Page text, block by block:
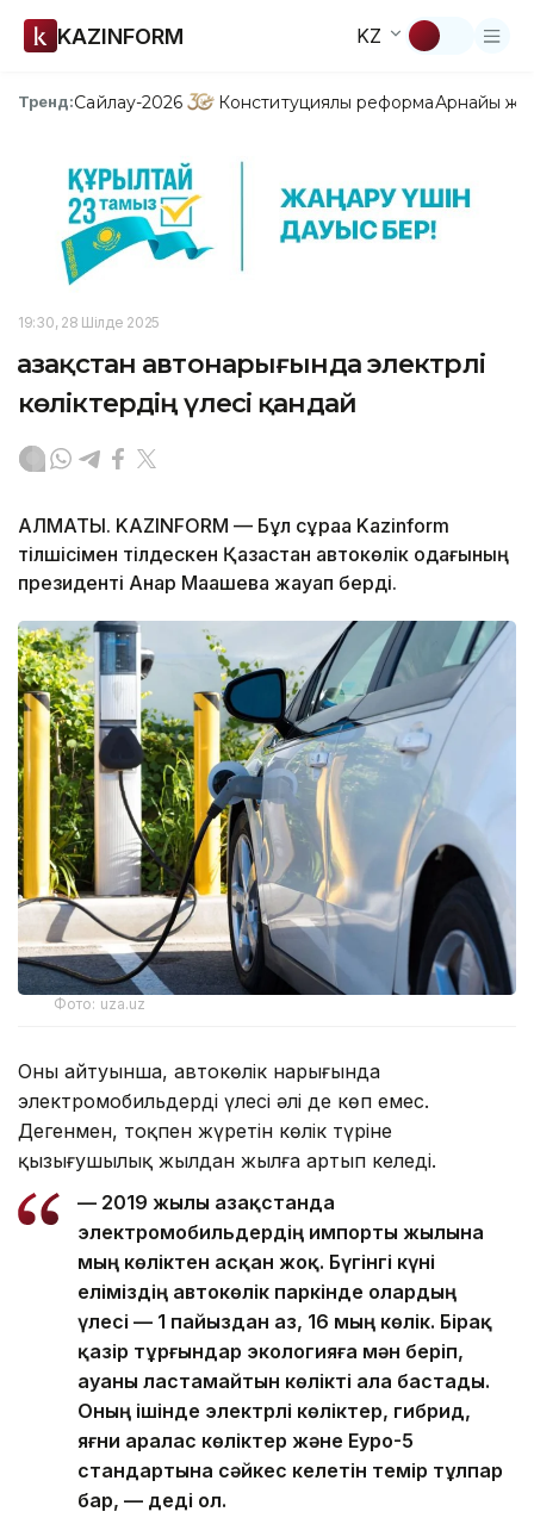
KAZINFORM KZ
Тренд:Сайлау-2026 Конституциялық реформаАрнайы
19:30, 28 Шілде 2025
Қазақстан автонарығында электрлі
көліктердің үлесі қандай
АЛМАТЫ. KAZINFORM — Бұл сұраққа Kazinform
тілшісімен тілдескен Қазақстан автокөлік одағының
президенті Анар Мақашева жауап берді.
Фото: uza.uz
Оның айтуынша, автокөлік нарығында
электромобильдердің үлесі әлі де көп емес.
Дегенмен, тоқпен жүретін көлік түріне
қызығушылық жылдан жылға артып келеді.
— 2019 жылы Қазақстанда
электромобильдердің импорты жылына
мың көліктен асқан жоқ. Бүгінгі күні
еліміздің автокөлік паркінде олардың
үлесі — 1 пайыздан аз, 16 мың көлік. Бірақ
қазір тұрғындар экологияға мән беріп,
ауаны ластамайтын көлікті ала бастады.
Оның ішінде электрлі көліктер, гибрид,
яғни аралас көліктер және Еуро-5
стандартына сәйкес келетін темір тұлпар
бар, — деді ол.